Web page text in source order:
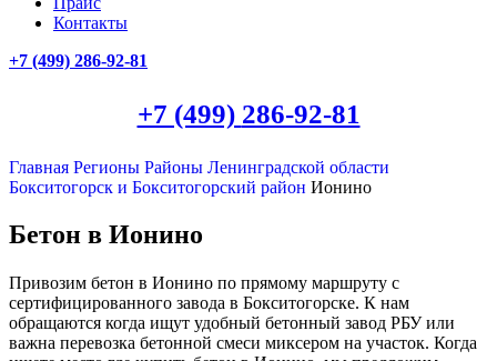
Контакты
+7 (499) 286-92-81
+7 (499) 286-92-81
Главная Регионы Районы Ленинградской области
Бокситогорск и Бокситогорский район Ионино
Бетон в Ионино
Привозим бетон в Ионино по прямому маршруту с
сертифицированного завода в Бокситогорске. К нам
обращаются когда ищут удобный бетонный завод РБУ или
важна перевозка бетонной смеси миксером на участок. Когда